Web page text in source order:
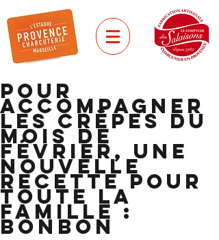
Pour
accompagner
les crêpes du
mois de
février, une
nouvelle
recette pour
toute la
famille :
bonbon